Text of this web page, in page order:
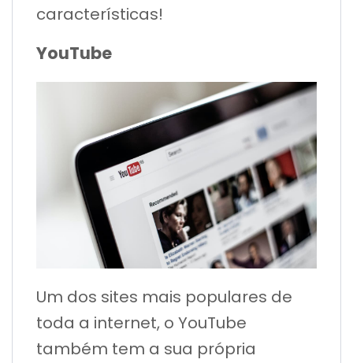
características!
YouTube
Um dos sites mais populares de
toda a internet, o YouTube
também tem a sua própria